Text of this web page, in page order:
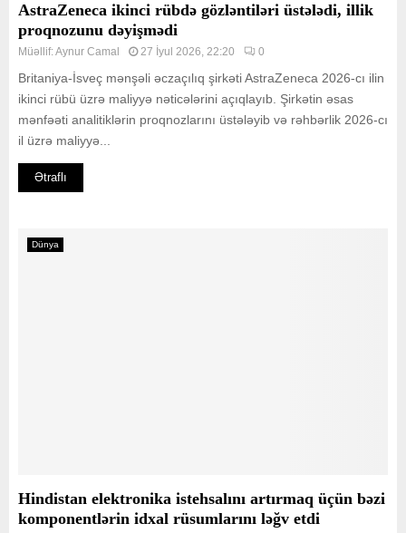
AstraZeneca ikinci rübdə gözləntiləri üstələdi, illik
proqnozunu dəyişmədi
Müəllif:Aynur Camal 27 İyul 2026, 22:20 0
Britaniya-İsveç mənşəli əczaçılıq şirkəti AstraZeneca 2026-cı ilin
ikinci rübü üzrə maliyyə nəticələrini açıqlayıb. Şirkətin əsas
mənfəəti analitiklərin proqnozlarını üstələyib və rəhbərlik 2026-cı
il üzrə maliyyə...
Ətraflı
Dünya
Hindistan elektronika istehsalını artırmaq üçün bəzi
komponentlərin idxal rüsumlarını ləğv etdi